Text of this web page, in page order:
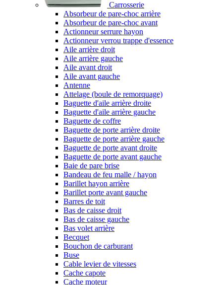
Carrosserie
Absorbeur de pare-choc arrière
Absorbeur de pare-choc avant
Actionneur serrure hayon
Actionneur verrou trappe d'essence
Aile arrière droit
Aile arrière gauche
Aile avant droit
Aile avant gauche
Antenne
Attelage (boule de remorquage)
Baguette d'aile arrière droite
Baguette d'aile arrière gauche
Baguette de coffre
Baguette de porte arrière droite
Baguette de porte arrière gauche
Baguette de porte avant droite
Baguette de porte avant gauche
Baie de pare brise
Bandeau de feu malle / hayon
Barillet hayon arrière
Barillet porte avant gauche
Barres de toit
Bas de caisse droit
Bas de caisse gauche
Bas volet arrière
Becquet
Bouchon de carburant
Buse
Cable levier de vitesses
Cache capote
Cache moteur